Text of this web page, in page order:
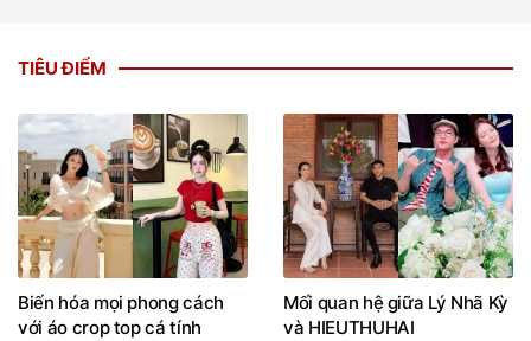
TIÊU ĐIỂM
Biến hóa mọi phong cách
với áo crop top cá tính
Mối quan hệ giữa Lý Nhã Kỳ
và HIEUTHUHAI